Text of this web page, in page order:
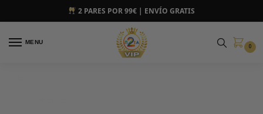
2 PARES POR 99€ | ENVÍO GRATIS
MENU
0